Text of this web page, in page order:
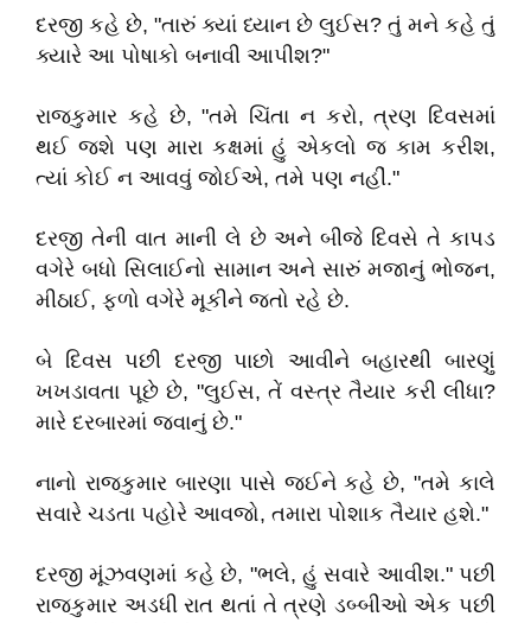
દરજી કહે છે, "તારું ક્યાં ધ્યાન છે લુઈસ? તું મને કહે તું
ક્યારે આ પોષાકો બનાવી આપીશ?"
રાજકુમાર કહે છે, "તમે ચિંતા ન કરો, ત્રણ દિવસમાં
થઈ જશે પણ મારા કક્ષમાં હું એકલો જ કામ કરીશ,
ત્યાં કોઈ ન આવવું જોઈએ, તમે પણ નહીં."
દરજી તેની વાત માની લે છે અને બીજે દિવસે તે કાપડ
વગેરે બધો સિલાઈનો સામાન અને સારું મજાનું ભોજન,
મીઠાઈ, ફળો વગેરે મૂકીને જતો રહે છે.
બે દિવસ પછી દરજી પાછો આવીને બહારથી બારણું
ખખડાવતા પૂછે છે, "લુઈસ, તેં વસ્ત્ર તૈયાર કરી લીધા?
મારે દરબારમાં જવાનું છે."
નાનો રાજકુમાર બારણા પાસે જઈને કહે છે, "તમે કાલે
સવારે ચડતા પહોરે આવજો, તમારા પોશાક તૈયાર હશે."
દરજી મૂંઝવણમાં કહે છે, "ભલે, હું સવારે આવીશ." પછી
રાજકુમાર અડધી રાત થતાં તે ત્રણે ડબ્બીઓ એક પછી